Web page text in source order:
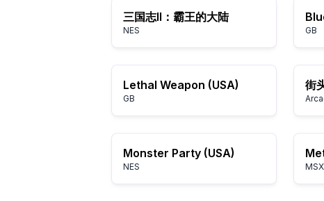
三国志II：霸王的大陆
NES GB
Lethal Weapon (USA)
GB
街
Monster Party (USA)
NES